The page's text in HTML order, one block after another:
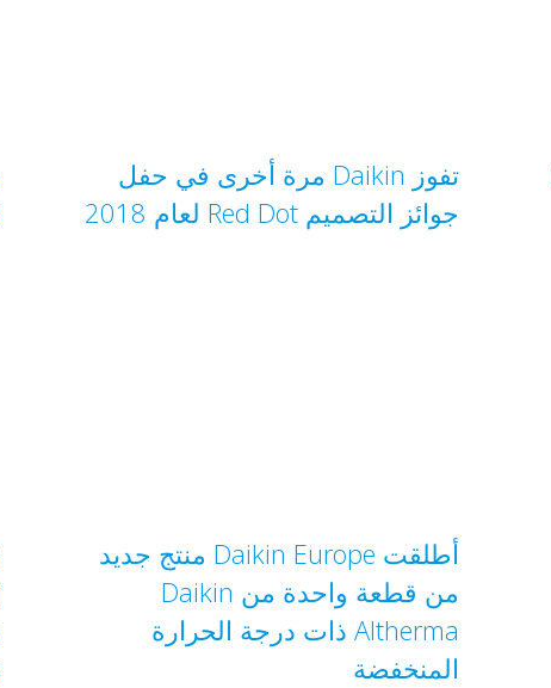
تفوز Daikin مرة أخرى في حفل
جوائز التصميم Red Dot لعام 2018
أطلقت Daikin Europe منتج جديد
من قطعة واحدة من Daikin
Altherma ذات درجة الحرارة
المنخفضة